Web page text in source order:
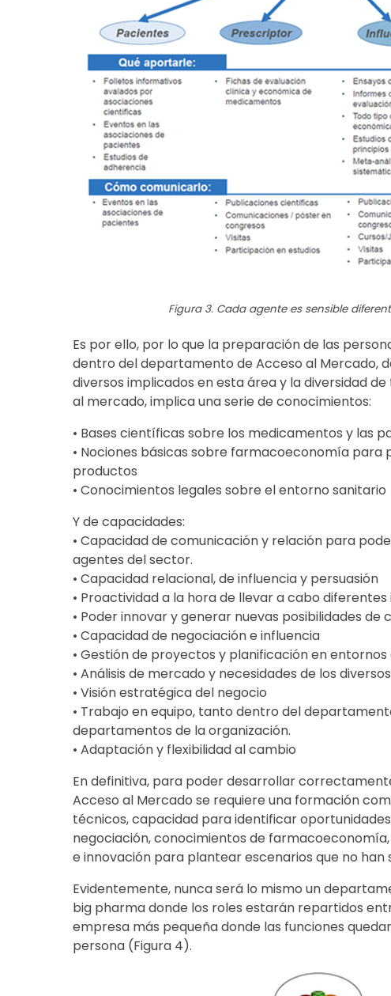
Figura 3. Cada agente es sensible
Es por ello, por lo que la preparación de las
dentro del departamento de Acceso al Mercado,
diversos implicados en esta área y la diversidad
al mercado, implica una serie de conocimientos:
• Bases científicas sobre los medicamentos y las
• Nociones básicas sobre farmacoeconomía para
productos
• Conocimientos legales sobre el entorno sanitario
Y de capacidades:
• Capacidad de comunicación y relación para
agentes del sector.
• Capacidad relacional, de influencia y persuasión
• Proactividad a la hora de llevar a cabo
• Poder innovar y generar nuevas posibilidades
• Capacidad de negociación e influencia
• Gestión de proyectos y planificación en
• Análisis de mercado y necesidades de los
• Visión estratégica del negocio
• Trabajo en equipo, tanto dentro del
departamentos de la organización.
• Adaptación y flexibilidad al cambio
En definitiva, para poder desarrollar
Acceso al Mercado se requiere una formación
técnicos, capacidad para identificar
negociación, conocimientos de
e innovación para plantear escenarios que no
Evidentemente, nunca será lo mismo un
big pharma donde los roles estarán repartidos
empresa más pequeña donde las funciones
persona (Figura 4).